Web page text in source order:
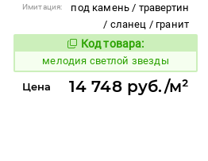
Имитация:
под камень / травертин
/ сланец / гранит
Код товара:
963529 Код товара:
мелодия светлой звезды
Цена 14 748 руб./м²